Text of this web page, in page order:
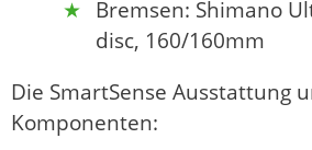
Bremsen: Shimano
disc, 160/160mm
Die SmartSense Ausstattung
Komponenten: